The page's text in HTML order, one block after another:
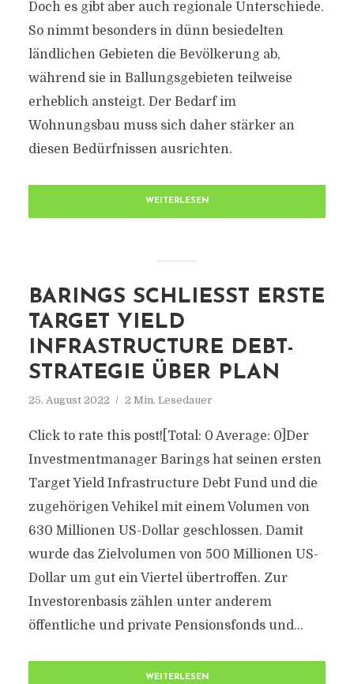
Doch es gibt aber auch regionale Unterschiede.
So nimmt besonders in dünn besiedelten
ländlichen Gebieten die Bevölkerung ab,
während sie in Ballungsgebieten teilweise
erheblich ansteigt. Der Bedarf im
Wohnungsbau muss sich daher stärker an
diesen Bedürfnissen ausrichten.
WEITERLESEN
BARINGS SCHLIESST ERSTE T
ARGET YIELD I
NFRASTRUCTURE DEBT-S
TRATEGIE ÜBER PLAN
25. August 2022 2 Min. Lesedauer
Click to rate this post![Total: 0 Average: 0]Der
Investmentmanager Barings hat seinen ersten
Target Yield Infrastructure Debt Fund und die
zugehörigen Vehikel mit einem Volumen von
630 Millionen US-Dollar geschlossen. Damit
wurde das Zielvolumen von 500 Millionen US-
Dollar um gut ein Viertel übertroffen. Zur
Investorenbasis zählen unter anderem
öffentliche und private Pensionsfonds und...
WEITERLESEN